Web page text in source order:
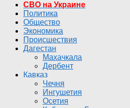
СВО на Украине
Политика
Общество
Экономика
Происшествия
Дагестан
Махачкала
Дербент
Кавказ
Чечня
Ингушетия
Осетия